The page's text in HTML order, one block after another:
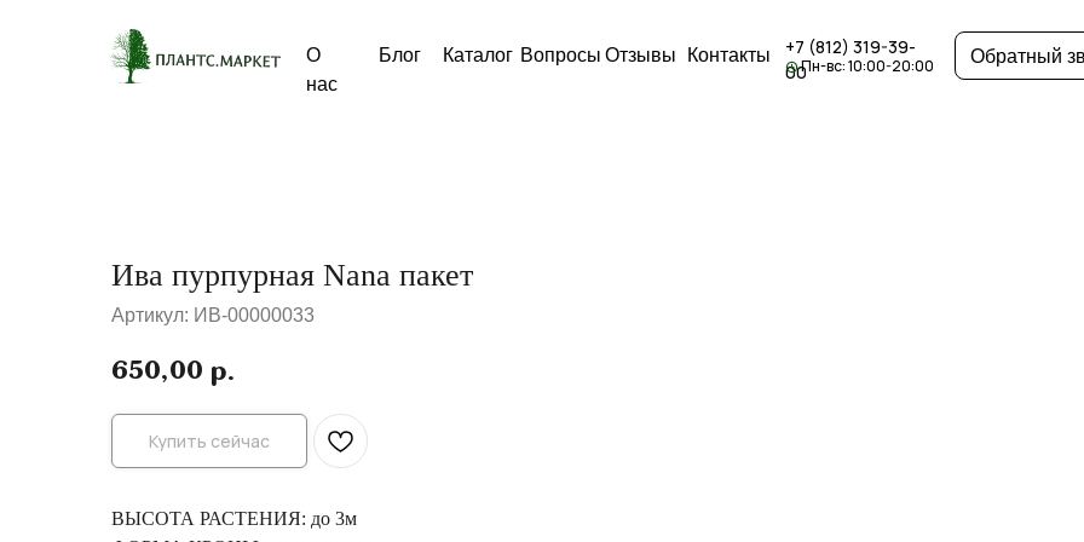
О
нас
Блог Каталог Вопросы Отзывы Контакты
+7 (812) 319-39-
00Пн-вс: 10:00-20:00 Обратный
Ива пурпурная Nana пакет
Артикул: ИВ-00000033
650,00 р.
Купить сейчас
ВЫСОТА РАСТЕНИЯ: до 3м